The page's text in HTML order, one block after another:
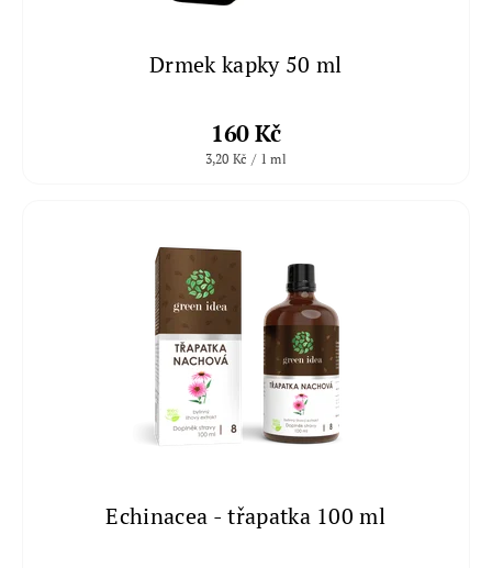
Drmek kapky 50 ml
160 Kč
3,20 Kč / 1 ml
Echinacea - třapatka 100 ml